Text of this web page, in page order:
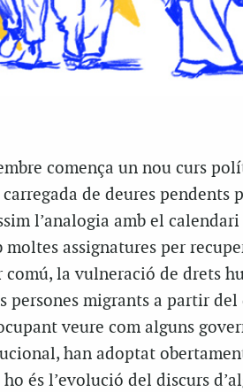
comença un nou curs
de deures pendents
l’analogia amb el
assignatures per
la vulneració de drets
persones migrants a partir
veure com alguns
han adoptat
és l’evolució del discurs